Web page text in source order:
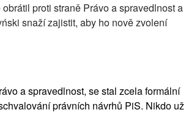
proti straně Právo a spravedlnost a
snaží zajistit, aby ho nově zvolení
a spravedlnost, se stal zcela formální
právních návrhů PiS. Nikdo už